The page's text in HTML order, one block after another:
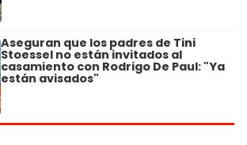
Aseguran que los padres de Tini
Stoessel no están invitados al
casamiento con Rodrigo De Paul: "Ya
están avisados"